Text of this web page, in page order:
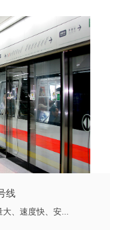
线
、速度快、安...